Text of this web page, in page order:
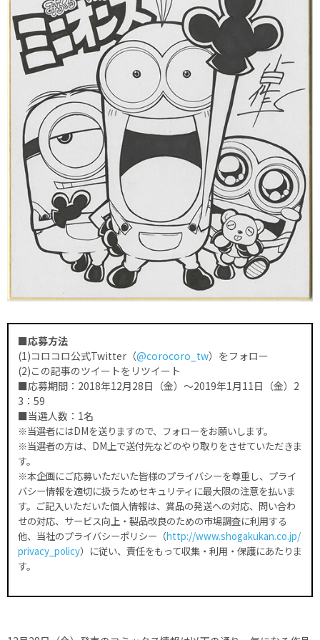
■応募方法
(1)コロコロ公式Twitter（@corocoro_tw）をフォロー
(2)この記事のツイートをリツイート
■応募期間：2018年12月28日（金）～2019年1月11日（金）2
3：59
■当選人数：1名
※当選者にはDMを送りますので、フォローをお願いします。
※当選者の方は、DM上で送付先などのやり取りをさせていただきま
す。
※本企画にご応募いただいた皆様のプライバシーを尊重し、プライ
バシー情報を適切に扱うためセキュリティに最大限の注意を払いま
す。ご記入いただいた個人情報は、賞品の発送への対応、問い合わ
せの対応、サービス向上・製品改良のための市場調査に利用する
他、当社のプライバシーポリシー（http://www.shogakukan.co.jp/
privacy_policy）に従い、責任をもって収集・利用・保護にあたりま
す。